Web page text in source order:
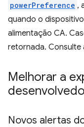
powerPreference ,
quando o
alimentação CA.
retornada. Consulte
Melhorar a
Novos alertas